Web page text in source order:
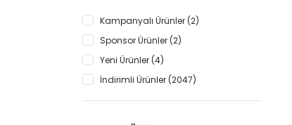
STAR POMPA 2 (48)
AQUASTRONG (24)
Kampanyalı Ürünler (2)
Sponsor Ürünler (2)
Yeni Ürünler (4)
İndirimli Ürünler (2047)